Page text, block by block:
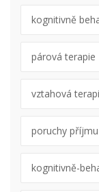
kognitivně
párová terapie
vztahová
poruchy
kognitivně-